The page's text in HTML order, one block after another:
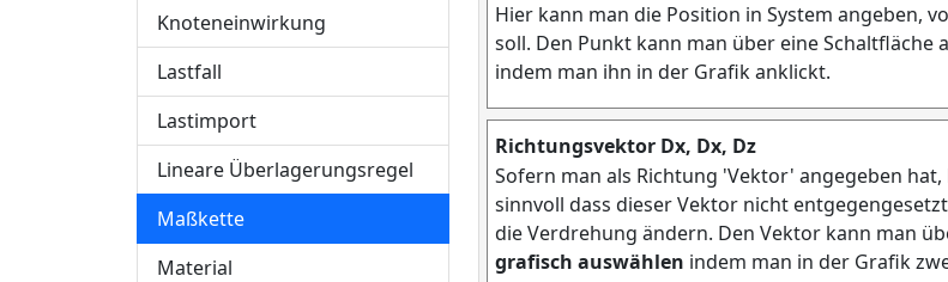
Knoteneinwirkung
Lastfall
Lastimport
Lineare Überlagerungsregel
Maßkette
Material
Hier kann man die Position in System angeben,
soll. Den Punkt kann man über eine Schaltfläche
indem man ihn in der Grafik anklickt.
Richtungsvektor Dx, Dx, Dz
Sofern man als Richtung 'Vektor' angegeben
sinnvoll dass dieser Vektor nicht
die Verdrehung ändern. Den Vektor kann man
grafisch auswählen indem man in der Grafik